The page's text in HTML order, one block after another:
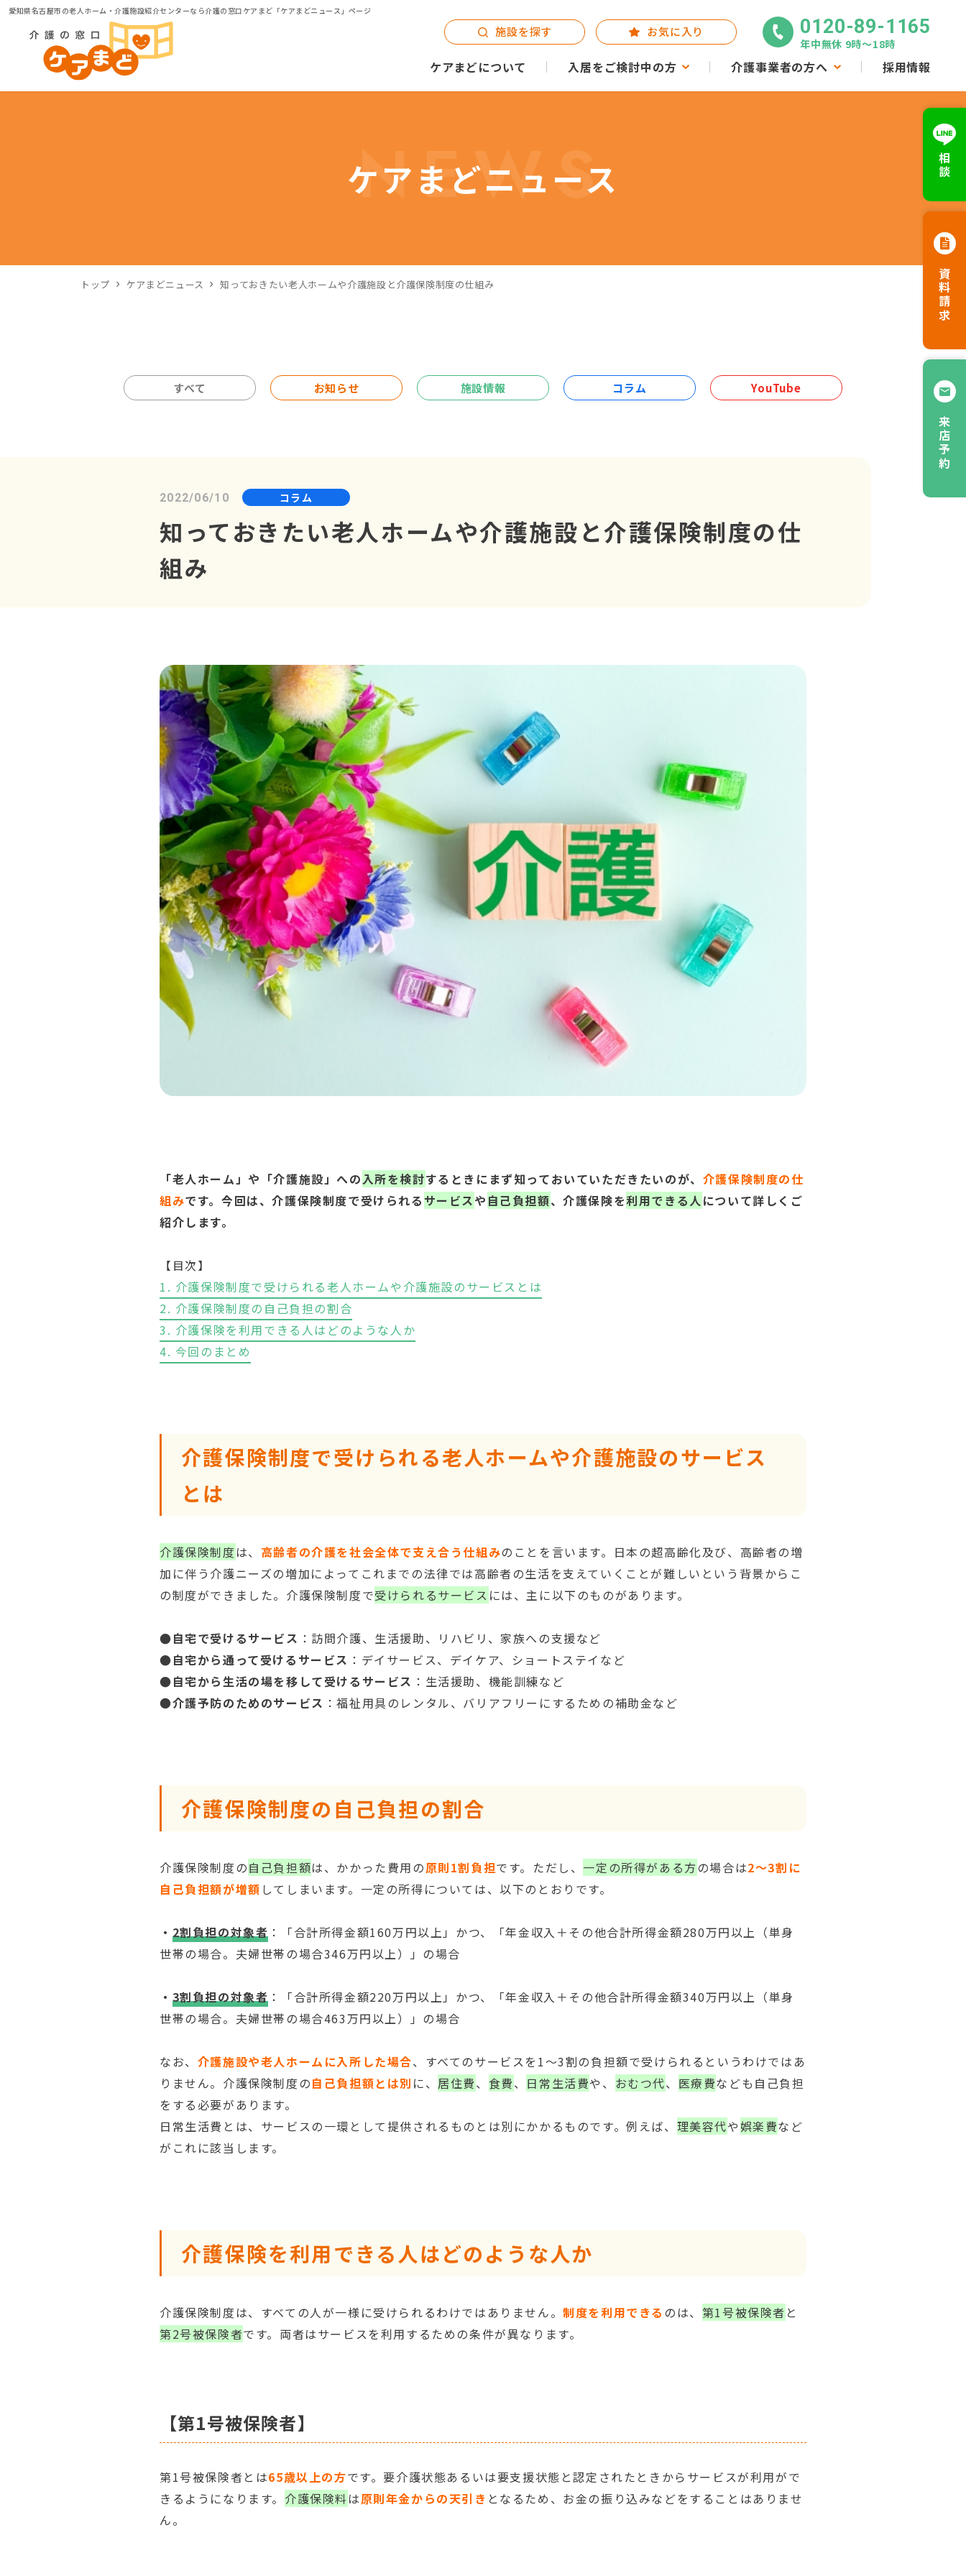
愛知県名古屋市の老人ホーム・介護施設紹介センターなら介護の窓口ケアまど「ケアまどニュース」ページ
ケアまどについて 入居をご検討中の方 介護事業者の方へ 採用情報
施設を探す お気に入り 0120-89-1165
年中無休 9時〜18時
相談
資料請求
来店予約
NEWS
ケアまどニュース
トップ ケアまどニュース 知っておきたい老人ホームや介護施設と介護保険制度の仕組み
すべて お知らせ 施設情報 コラム YouTube
2022/06/10 コラム
知っておきたい老人ホームや介護施設と介護保険制度の仕
組み
「老人ホーム」や「介護施設」への入所を検討するときにまず知っておいていただきたいのが、 介護保険制度の仕
組みです。今回は、介護保険制度で受けられる サービスや 自己負担額、介護保険を利用できる人について詳しくご
紹介します。
【目次】
1. 介護保険制度で受けられる老人ホームや介護施設のサービスとは
2. 介護保険制度の自己負担の割合
3. 介護保険を利用できる人はどのような人か
4. 今回のまとめ
介護保険制度で受けられる老人ホームや介護施設のサービス
とは
介護保険制度は、 高齢者の介護を社会全体で支え合う仕組みのことを言います。日本の超高齢化及び、高齢者の増
加に伴う介護ニーズの増加によってこれまでの法律では高齢者の生活を支えていくことが難しいという背景からこ
の制度ができました。介護保険制度で受けられるサービス には、主に以下のものがあります。
●自宅で受けるサービス ：訪問介護、生活援助、リハビリ、家族への支援など
●自宅から通って受けるサービス ：デイサービス、デイケア、ショートステイなど
●自宅から生活の場を移して受けるサービス ：生活援助、機能訓練など
●介護予防のためのサービス ：福祉用具のレンタル、バリアフリーにするための補助金など
介護保険制度の自己負担の割合
介護保険制度の自己負担額は、かかった費用の原則1割負担です。ただし、 一定の所得がある方 の場合は2～3割に
自己負担額が増額 してしまいます。一定の所得については、以下のとおりです。
・ 2割負担の対象者 ：「合計所得金額160万円以上」かつ、「年金収入＋その他合計所得金額280万円以上（単身
世帯の場合。夫婦世帯の場合346万円以上）」の場合
・ 3割負担の対象者 ：「合計所得金額220万円以上」かつ、「年金収入＋その他合計所得金額340万円以上（単身
世帯の場合。夫婦世帯の場合463万円以上）」の場合
なお、 介護施設や老人ホームに入所した場合、すべてのサービスを1～3割の負担額で受けられるというわけではあ
りません。介護保険制度の自己負担額とは別 に、 居住費、 食費、 日常生活費や、 おむつ代、 医療費なども自己負担
をする必要があります。
日常生活費とは、サービスの一環として提供されるものとは別にかかるものです。例えば、 理美容代や娯楽費など
がこれに該当します。
介護保険を利用できる人はどのような人か
介護保険制度は、すべての人が一様に受けられるわけではありません。制度を利用できる のは、 第1号被保険者 と
第2号被保険者です。両者はサービスを利用するための条件が異なります。
【第1号被保険者】
第1号被保険者とは65歳以上の方です。要介護状態あるいは要支援状態と認定されたときからサービスが利用がで
きるようになります。 介護保険料は原則年金からの天引き となるため、お金の振り込みなどをすることはありませ
ん。